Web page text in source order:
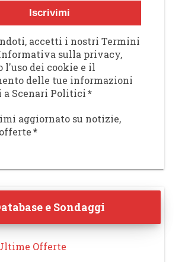
Iscrivimi
accetti i nostri Termini
sulla privacy,
l'uso dei cookie e il
delle tue informazioni
a Scenari Politici*
aggiornato su notizie,
*
e Sondaggi
Offerte